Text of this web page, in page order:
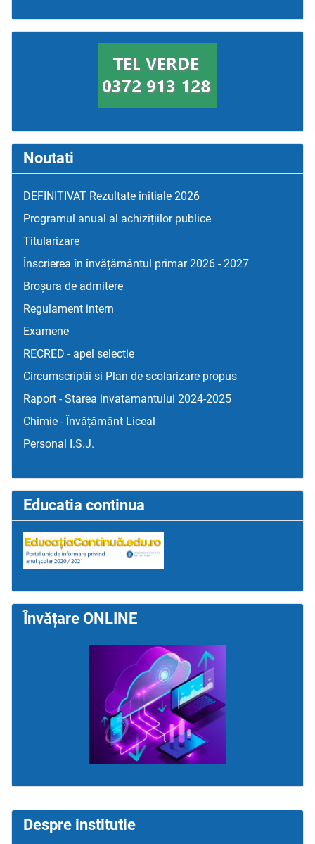
Despre institutie
Noutati
DEFINITIVAT Rezultate initiale 2026
Programul anual al achizițiilor publice
Titularizare
Înscrierea în învățământul primar 2026 - 2027
Broșura de admitere
Regulament intern
Examene
RECRED - apel selectie
Circumscriptii si Plan de scolarizare propus
Raport - Starea invatamantului 2024-2025
Chimie - Învățământ Liceal
Personal I.S.J.
Educatia continua
Învățare ONLINE